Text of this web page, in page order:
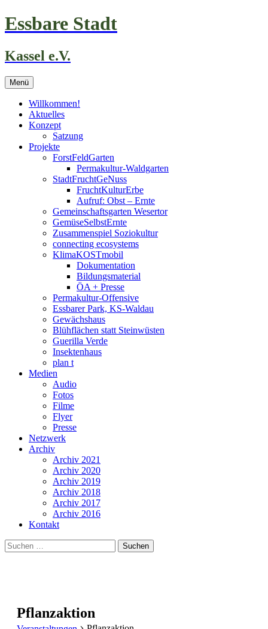
Zum
Inhalt
Essbare Stadt
Kassel e.V.
Menü
Willkommen!
Aktuelles
Konzept
Satzung
Projekte
ForstFeldGarten
Permakultur-Waldgarten
StadtFruchtGeNuss
FruchtKulturErbe
Aufruf: Obst – Ernte
Gemeinschaftsgarten Wesertor
GemüseSelbstErnte
Zusammenspiel Soziokultur
connecting ecosystems
KlimaKOSTmobil
Dokumentation
Bildungsmaterial
ÖA + Presse
Permakultur-Offensive
Essbarer Park, KS-Waldau
Gewächshaus
Blühflächen statt Steinwüsten
Guerilla Verde
Insektenhaus
plan t
Medien
Audio
Fotos
Filme
Flyer
Presse
Netzwerk
Archiv
Archiv 2021
Archiv 2020
Archiv 2019
Archiv 2018
Archiv 2017
Archiv 2016
Kontakt
Suchen
nach:
Pflanzaktion